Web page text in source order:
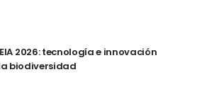
2026: tecnología e innovación
biodiversidad